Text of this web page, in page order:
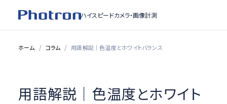
ハイスピードカメラ・画像計測
ホーム コラム 用語解説｜色温度とホワイトバランス
用語解説｜色温度とホワイト